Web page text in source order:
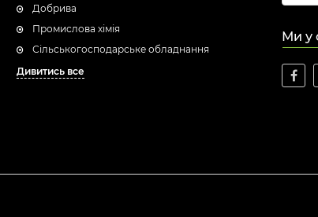
Добрива
Промислова хімія
Сільськогосподарське обладнання
Дивитись все
Ми у